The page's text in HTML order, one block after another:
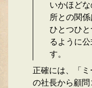
いかほど
所との関
ひとつひ
るように
す。
正確には、「
の社長から顧問